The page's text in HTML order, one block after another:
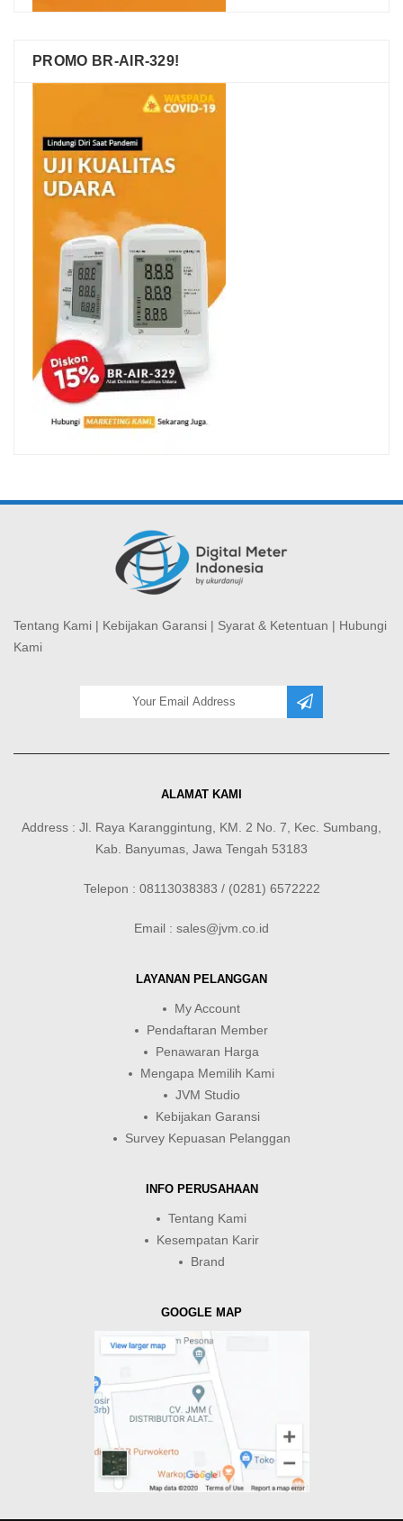
PROMO BR-AIR-329!
Tentang Kami | Kebijakan Garansi | Syarat & Ketentuan | Hubungi
Kami
ALAMAT KAMI
Address : Jl. Raya Karanggintung, KM. 2 No. 7, Kec. Sumbang,
Kab. Banyumas, Jawa Tengah 53183
Telepon : 08113038383 / (0281) 6572222
Email : sales@jvm.co.id
LAYANAN PELANGGAN
My Account
Pendaftaran Member
Penawaran Harga
Mengapa Memilih Kami
JVM Studio
Kebijakan Garansi
Survey Kepuasan Pelanggan
INFO PERUSAHAAN
Tentang Kami
Kesempatan Karir
Brand
GOOGLE MAP